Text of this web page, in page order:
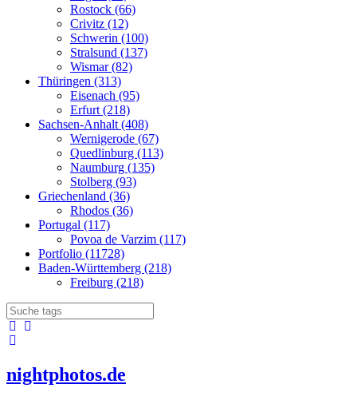
Rostock (66)
Crivitz (12)
Schwerin (100)
Stralsund (137)
Wismar (82)
Thüringen (313)
Eisenach (95)
Erfurt (218)
Sachsen-Anhalt (408)
Wernigerode (67)
Quedlinburg (113)
Naumburg (135)
Stolberg (93)
Griechenland (36)
Rhodos (36)
Portugal (117)
Povoa de Varzim (117)
Portfolio (11728)
Baden-Württemberg (218)
Freiburg (218)
nightphotos.de